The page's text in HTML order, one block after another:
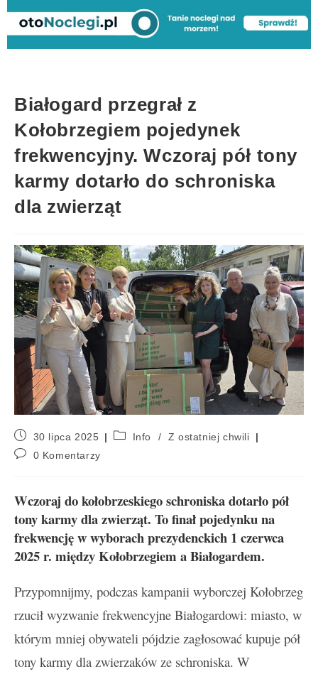
Białogard przegrał z
Kołobrzegiem pojedynek
frekwencyjny. Wczoraj pół tony
karmy dotarło do schroniska
dla zwierząt
30 lipca 2025 Info /
Z ostatniej chwili
0 Komentarzy
Wczoraj do kołobrzeskiego schroniska dotarło pół
tony karmy dla zwierząt. To finał pojedynku na
frekwencję w wyborach prezydenckich 1 czerwca
2025 r. między Kołobrzegiem a Białogardem.
Przypomnijmy, podczas kampanii wyborczej Kołobrzeg
rzucił wyzwanie frekwencyjne Białogardowi: miasto, w
którym mniej obywateli pójdzie zagłosować kupuje pół
tony karmy dla zwierzaków ze schroniska. W